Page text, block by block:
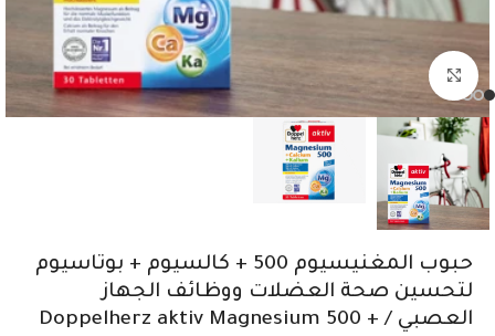
اضغط للتكبير
حبوب المغنيسيوم 500 + كالسيوم + بوتاسيوم
لتحسين صحة العضلات ووظائف الجهاز
العصبي / Doppelherz aktiv Magnesium 500 +